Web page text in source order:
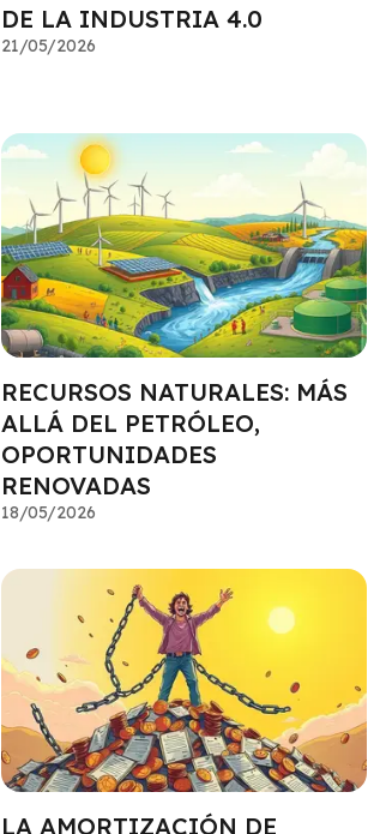
DE LA INDUSTRIA 4.0
21/05/2026
RECURSOS NATURALES: MÁS
ALLÁ DEL PETRÓLEO,
OPORTUNIDADES
RENOVADAS
18/05/2026
LA AMORTIZACIÓN DE